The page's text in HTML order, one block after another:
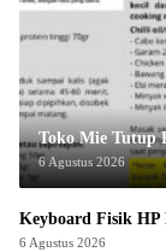
Toko Mie Tutup
6 Agustus 2026
Keyboard Fisik HP
6 Agustus 2026